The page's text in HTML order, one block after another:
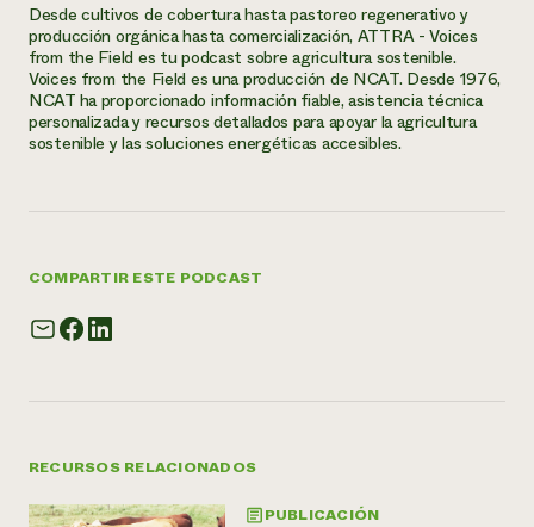
Desde cultivos de cobertura hasta pastoreo regenerativo y
producción orgánica hasta comercialización, ATTRA - Voices
from the Field es tu podcast sobre agricultura sostenible.
Voices from the Field es una producción de NCAT. Desde 1976,
NCAT ha proporcionado información fiable, asistencia técnica
personalizada y recursos detallados para apoyar la agricultura
sostenible y las soluciones energéticas accesibles.
COMPARTIR ESTE PODCAST
RECURSOS RELACIONADOS
PUBLICACIÓN